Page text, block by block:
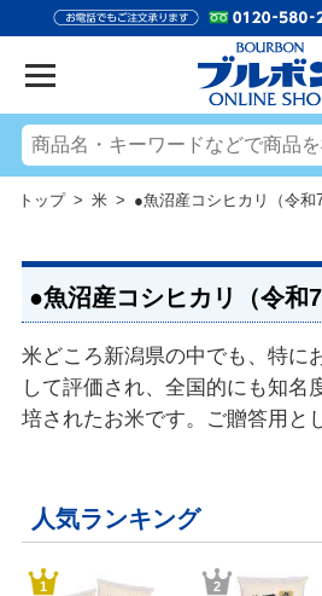
トップ> 米 > ●魚沼産コシヒカリ（令和7
●魚沼産コシヒカリ（令和7
米どころ新潟県の中でも、特に
して評価され、全国的にも知名
培されたお米です。ご贈答用と
人気ランキング
1 2